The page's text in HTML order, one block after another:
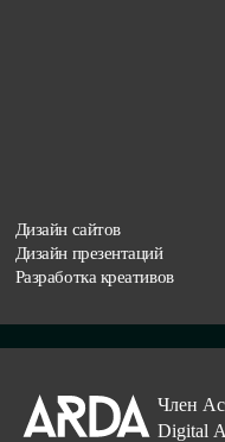
Дизайн сайтов
Дизайн презентаций
Разработка креативов
Член
Digital